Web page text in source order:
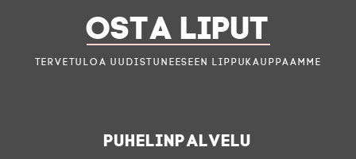
OSTA LIPUT
Tervetuloa uudistuneeseen lippukauppaamme
Puhelinpalvelu